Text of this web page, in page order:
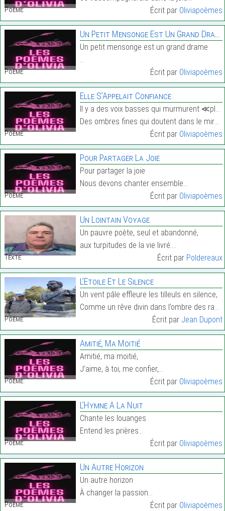
Poème:
Écrit par Oliviapoèmes
Poème:
Un Petit Mensonge Est Un Grand Drame
Un petit mensonge est un grand drame
…
Écrit par Oliviapoèmes
Poème:
Elle S’Appelait Confiance
Il y a des voix basses qui murmurent ≪plus tard ≫
Des ombres fines qui doutent dans le miroir…
Écrit par Oliviapoèmes
Poème:
Pour Partager La Joie
Pour partager la joie
Nous devons chanter ensemble…
Écrit par Oliviapoèmes
Texte:
Un Lointain Voyage.
Un pauvre poète, seul et abandonné,
aux turpitudes de la vie livré.…
Écrit par Poldereaux
Poème:
L’Étoile Et Le Silence
Un vent pâle effleure les tilleuls en silence,
Comme un rêve divin dans l’ombre des rameaux.…
Écrit par Jean Dupont
Poème:
Amitié, Ma Moitié
Amitié, ma moitié,
J’aime, à toi, me confier,…
Écrit par Oliviapoèmes
Poème:
L’Hymne À La Nuit
Chante les louanges
Entend les prières…
Écrit par Oliviapoèmes
Poème:
Un Autre Horizon
Un autre horizon
À changer la passion…
Écrit par Oliviapoèmes